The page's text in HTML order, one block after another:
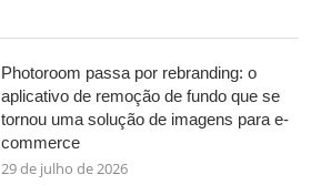
Photoroom passa por rebranding: o
aplicativo de remoção de fundo que se
tornou uma solução de imagens para e-
commerce
29 de julho de 2026